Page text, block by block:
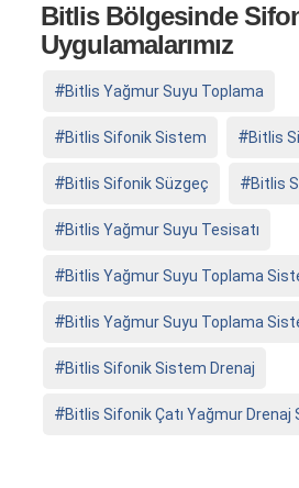
Bitlis Bölgesinde
Uygulamalarımız
Bitlis Yağmur Suyu Toplama
Bitlis Sifonik Sistem Bitlis
Bitlis Sifonik Süzgeç Bitlis
Bitlis Yağmur Suyu Tesisatı
Bitlis Yağmur Suyu Toplama
Bitlis Yağmur Suyu Toplama
Bitlis Sifonik Sistem Drenaj
Bitlis Sifonik Çatı Yağmur Drenaj